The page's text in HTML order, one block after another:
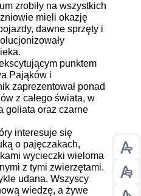
zrobiły na wszystkich
mieli okazję
dawne sprzęty i
punktem
Pająków i
zaprezentował ponad
z całego świata, w
goliata oraz czarne
interesuje się
o pajęczakach,
wycieczki wieloma
z tymi zwierzętami.
udana. Wszyscy
wiedzę, a żywe